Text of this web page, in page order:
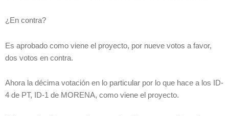
¿En contra?
Es aprobado como viene el proyecto, por nueve votos a favor,
dos votos en contra.
Ahora la décima votación en lo particular por lo que hace a los ID-
4 de PT, ID-1 de MORENA, como viene el proyecto.